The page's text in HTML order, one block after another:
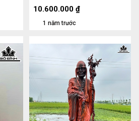
1 năm trước
10.600.000 ₫